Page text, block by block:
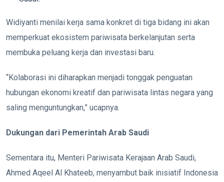
Widiyanti menilai kerja sama konkret di tiga bidang ini akan
memperkuat ekosistem pariwisata berkelanjutan serta
membuka peluang kerja dan investasi baru.
“Kolaborasi ini diharapkan menjadi tonggak penguatan
hubungan ekonomi kreatif dan pariwisata lintas negara yang
saling menguntungkan,” ucapnya.
Dukungan dari Pemerintah Arab Saudi
Sementara itu, Menteri Pariwisata Kerajaan Arab Saudi,
Ahmed Aqeel Al Khateeb, menyambut baik inisiatif Indonesia